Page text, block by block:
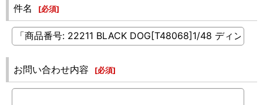
件名 [必須]
お問い合わせ内容 [必須]